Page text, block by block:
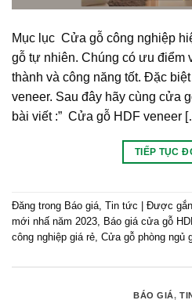
Mục lục Cửa gỗ công nghiệp
gỗ tự nhiên. Chúng có ưu điểm
thành và công năng tốt. Đặc
veneer. Sau đây hãy cùng cửa
bài viết :” Cửa gỗ HDF veneer
TIẾP TỤC
Đăng trong Báo giá Tin tức | Được
mới nhấ năm 2023 Báo giá cửa gỗ
công nghiệp giá rẻ Cửa gỗ phòng ngủ
BÁO GIÁ,